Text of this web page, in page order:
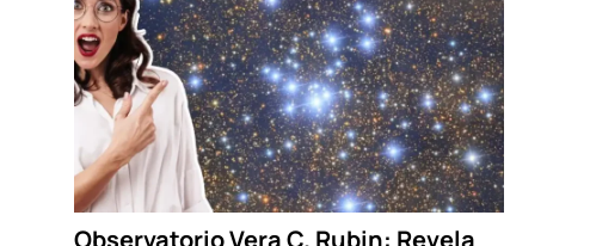
Observatorio Vera C. Rubin: Revela